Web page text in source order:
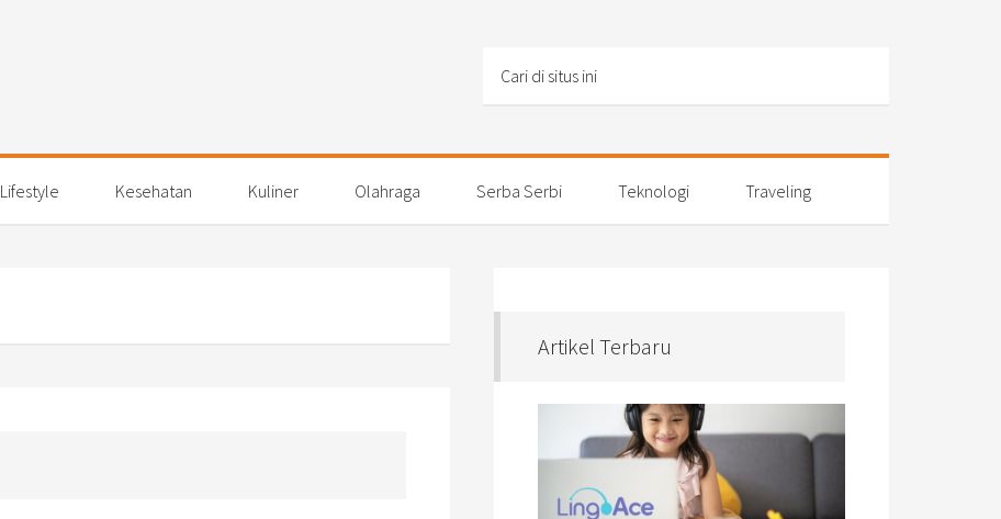
Lifestyle Kesehatan Kuliner Olahraga Serba Serbi Teknologi Traveling
Artikel Terbaru